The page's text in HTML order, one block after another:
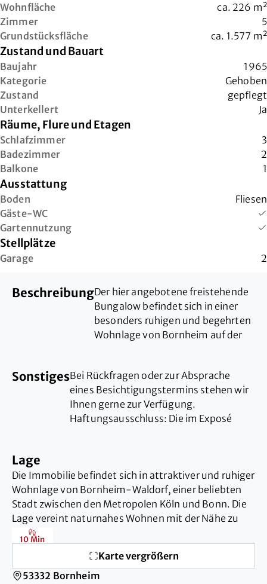
Wohnfläche ca. 226 m²
Zimmer
5
Grundstücksfläche
ca. 1.577 m²
Zustand und Bauart
Baujahr
1965
Kategorie
Gehoben
Zustand
gepflegt
Unterkellert
Ja
Räume, Flure und Etagen
Schlafzimmer
3
Badezimmer
2
Balkone
1
Ausstattung
Boden
Fliesen
Gäste-WC
Gartennutzung
Stellplätze
Garage 2
BeschreibungDer hier angebotene freistehende
Bungalow befindet sich in einer
besonders ruhigen und begehrten
Wohnlage von Bornheim auf der
außergewöhnlichen Charakter und
ermöglicht einen
beeindruckenden Weitblick über
die Stadt in die Kölner Bucht. In
seltenes Wohnumfeld mit viel
Privatsphäre und hoher
Lebensqualität.
vorliegenden Unterlagen in den
Jahren ca. 1965 bis 1967 errichtet
und in den Jahren 2002 bis 2004
SonstigesBei Rückfragen oder zur Absprache
eines Besichtigungstermins stehen wir
Ihnen gerne zur Verfügung.
Haftungsausschluss: Die im Exposé
die Josef Rothes GmbH keine Haftung.
Lage
Die Immobilie befindet sich in attraktiver und ruhiger
Wohnlage von Bornheim-Waldorf, einer beliebten
Stadt zwischen den Metropolen Köln und Bonn. Die
Lage vereint naturnahes Wohnen mit der Nähe zu
bedeutenden Wirtschafts- und Kulturstandorten
der Region.
Die Bergstraße gehört zu den besonders gefragten
10 Min
Karte vergrößern
53332 Bornheim